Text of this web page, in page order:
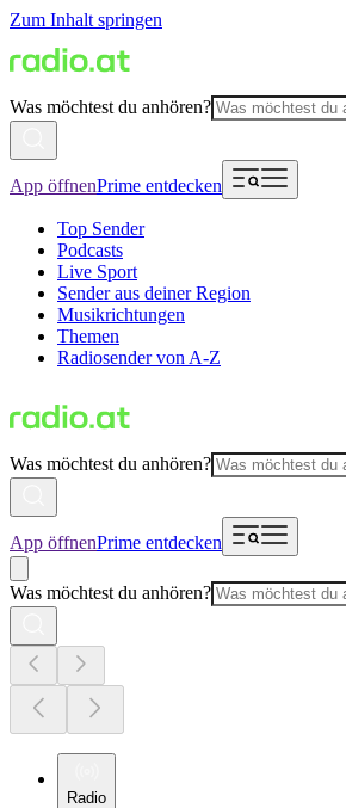
Zum Inhalt springen
Was möchtest du anhören?
App öffnenPrime entdecken
Top Sender
Podcasts
Live Sport
Sender aus deiner Region
Musikrichtungen
Themen
Radiosender von A-Z
Was möchtest du anhören?
App öffnenPrime entdecken
Was möchtest du anhören?
Radio